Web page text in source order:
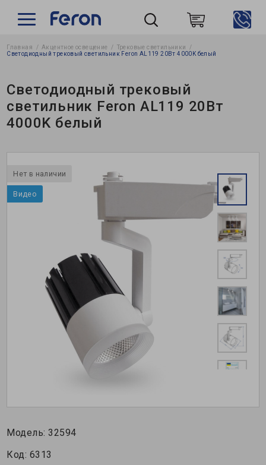
Главная Акцентное освещение
Трековые светильники
Светодиодный трековый светильник Feron AL119 20Вт 4000K белый
Светодиодный трековый
светильник Feron AL119 20Вт
4000K белый
Нет в наличии
Видео
Модель:32594
Код: 6313